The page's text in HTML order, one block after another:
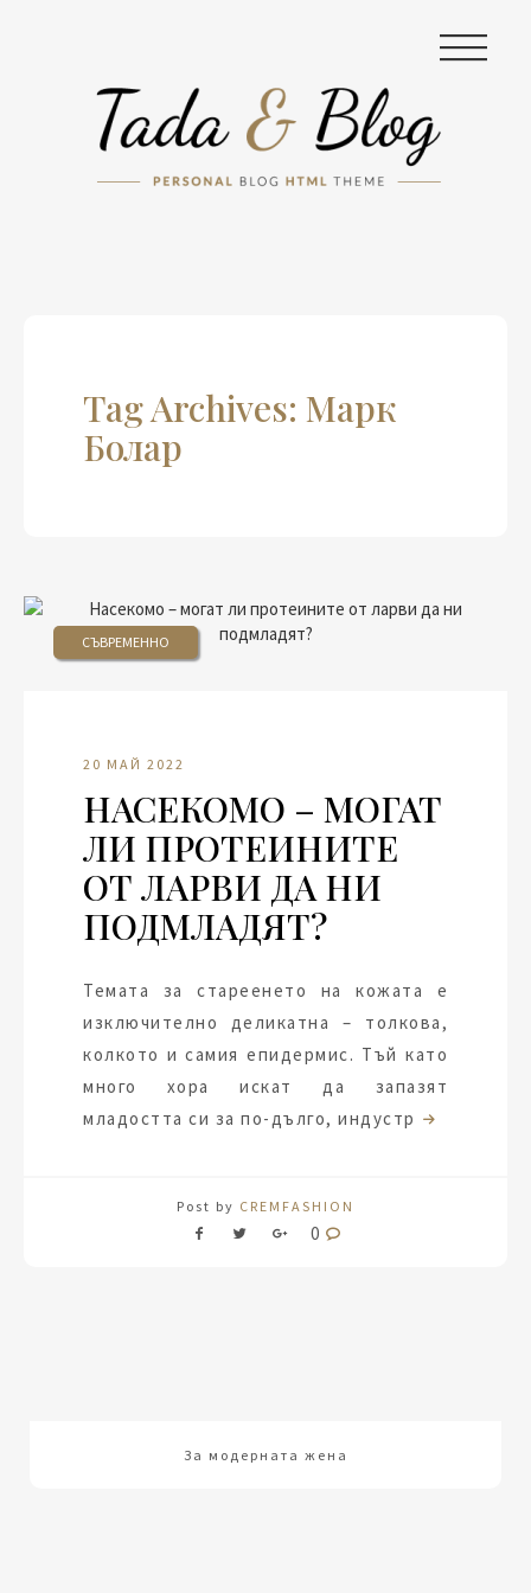
|||
Tag Archives: Марк
Болар
СЪВРЕМЕННО
20 МАЙ 2022
НАСЕКОМО – МОГАТ
ЛИ ПРОТЕИНИТЕ
ОТ ЛАРВИ ДА НИ
ПОДМЛАДЯТ?
Темата за стареенето на кожата е
изключително деликатна – толкова,
колкото и самия епидермис. Тъй като
много хора искат да запазят
младостта си за по-дълго, индустр
Post by CREMFASHION
0
За модерната жена